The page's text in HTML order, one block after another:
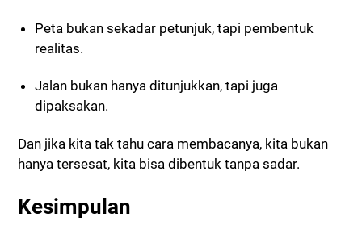
Peta bukan sekadar petunjuk, tapi pembentuk
realitas.
Jalan bukan hanya ditunjukkan, tapi juga
dipaksakan.
Dan jika kita tak tahu cara membacanya, kita bukan
hanya tersesat, kita bisa dibentuk tanpa sadar.
Kesimpulan